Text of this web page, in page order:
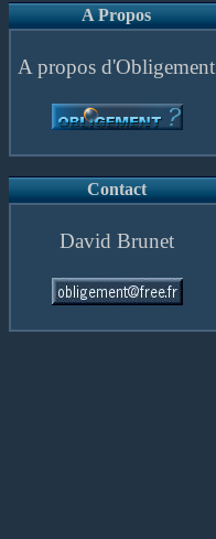
A Propos
A propos d'Obligement
Contact
David Brunet